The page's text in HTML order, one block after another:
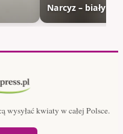
Narcyz – biały
wysyłać kwiaty w całej Polsce.